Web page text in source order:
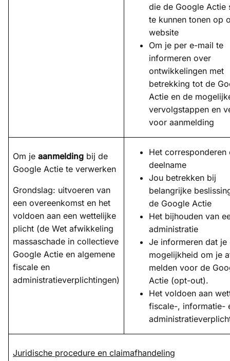
die de Google Actie
te kunnen tonen op
website
Om je per e-mail te
informeren over
ontwikkelingen met
betrekking tot de
Actie en de
vervolgstappen en
voor aanmelding
Om je aanmelding bij de
Google Actie te verwerken
Grondslag: uitvoeren van
een overeenkomst en het
voldoen aan een wettelijke
plicht (de Wet afwikkeling
massaschade in collectieve
Google Actie en algemene
fiscale en
administratieverplichtingen)
Het corresponderen
deelname
Jou betrekken bij
belangrijke
de Google Actie
Het bijhouden van
administratie
Je informeren dat je
mogelijkheid om je
melden voor de
Actie (opt-out).
Het voldoen aan
fiscale-, informatie-
Juridische procedure en claimafhandeling